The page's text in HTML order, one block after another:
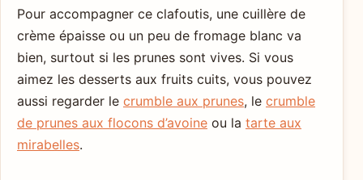
Pour accompagner ce clafoutis, une cuillère de
crème épaisse ou un peu de fromage blanc va
bien, surtout si les prunes sont vives. Si vous
aimez les desserts aux fruits cuits, vous pouvez
aussi regarder le crumble aux prunes, le crumble
de prunes aux flocons d’avoine ou la tarte aux
mirabelles.